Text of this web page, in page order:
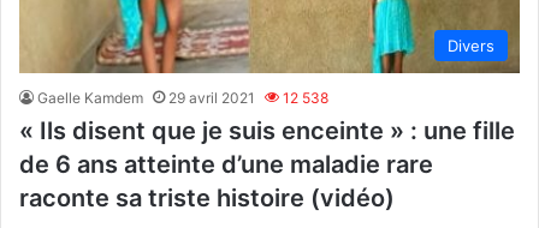
Divers
Gaelle Kamdem 29 avril 2021 12 538
« Ils disent que je suis enceinte » : une fille
de 6 ans atteinte d’une maladie rare
raconte sa triste histoire (vidéo)